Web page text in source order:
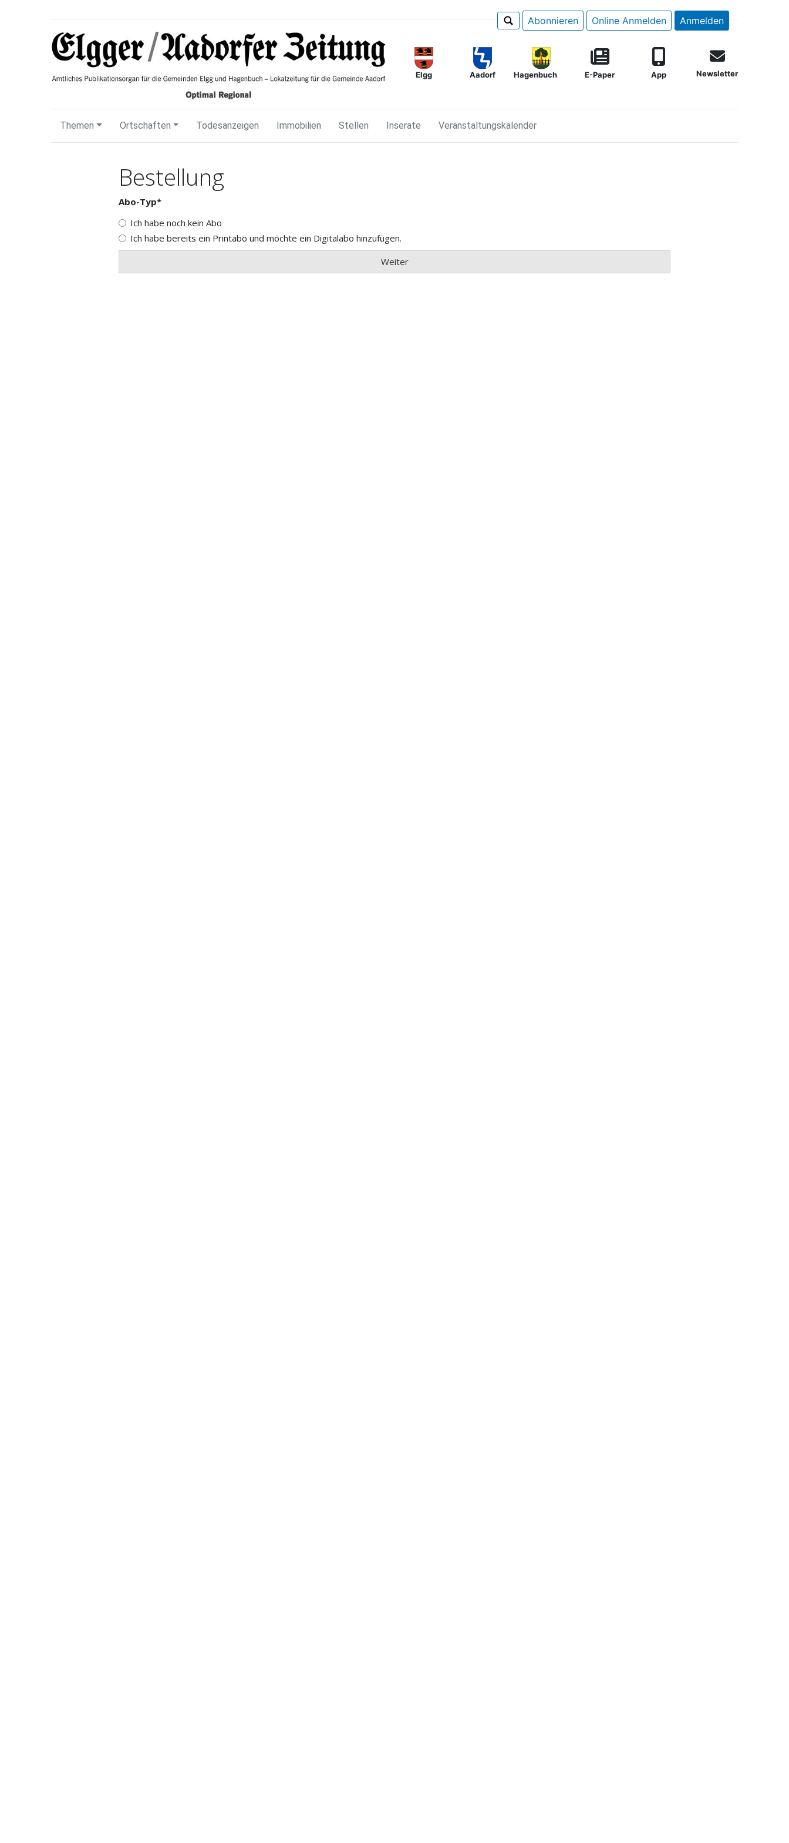
Abonnieren Online Anmelden Anmelden
Elgg Aadorf Hagenbuch E-Paper App Newsletter
Themen Ortschaften Todesanzeigen Immobilien Stellen Inserate Veranstaltungskalender